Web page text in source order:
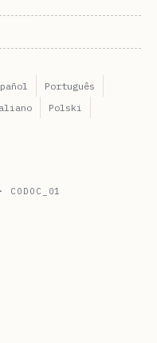
Português
Polski
CO DOC_01